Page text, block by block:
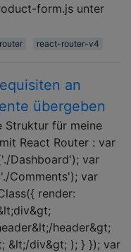
form.js unter
react-router-v4
an
übergeben
Struktur für meine
React Router : var
Dashboard'); var
Comments'); var
render:
header&gt;
&lt;/div&gt; ); } }); var